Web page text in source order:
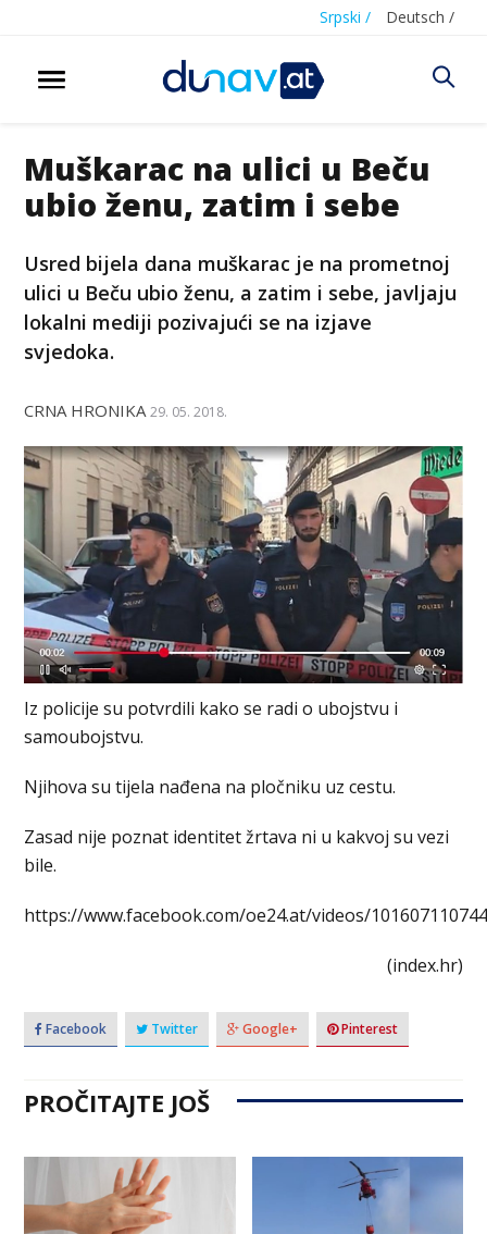
Srpski / Deutsch /
Muškarac na ulici u Beču
ubio ženu, zatim i sebe
Usred bijela dana muškarac je na prometnoj
ulici u Beču ubio ženu, a zatim i sebe, javljaju
lokalni mediji pozivajući se na izjave
svjedoka.
CRNA HRONIKA 29. 05. 2018.
Iz policije su potvrdili kako se radi o ubojstvu i
samoubojstvu.
Njihova su tijela nađena na pločniku uz cestu.
Zasad nije poznat identitet žrtava ni u kakvoj su vezi
bile.
https://www.facebook.com/oe24.at/videos/
(index.hr)
Facebook Twitter Google+ Pinterest
PROČITAJTE JOŠ